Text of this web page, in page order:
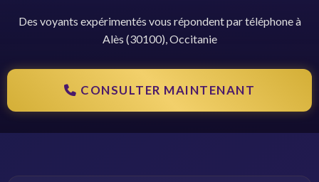
Des voyants expérimentés vous répondent par téléphone à
Alès (30100), Occitanie
CONSULTER MAINTENANT